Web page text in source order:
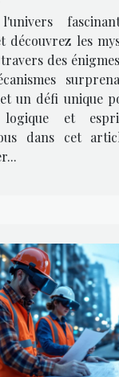
les jeux
découvrez les
des
un défi unique
logique et
dans cet